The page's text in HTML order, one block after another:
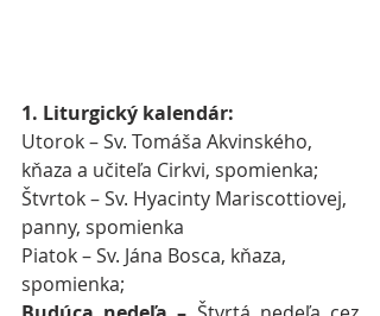
1. Liturgický kalendár:
Utorok – Sv. Tomáša Akvinského,
kňaza a učiteľa Cirkvi, spomienka;
Štvrtok – Sv. Hyacinty Mariscottiovej,
panny, spomienka
Piatok – Sv. Jána Bosca, kňaza,
spomienka;